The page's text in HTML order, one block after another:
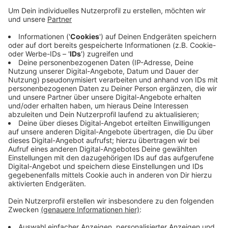
Anzeige
Um die Corona-Schutzmaßnahmen weiter einhalten zu
können dürfen jedoch nur maximal vier Autos
gleichzeitig ihren Müll abladen. So soll der
Mindestabstand eingehalten werden können. Daher
kann es laut einem Stadtsprecher zu Wartezeiten
kommen. Die Öffnungszeiten: Unter der Woche von 9
bis 16:30 Uhr und samstags von 9 bis 14 Uhr.
Anzeige